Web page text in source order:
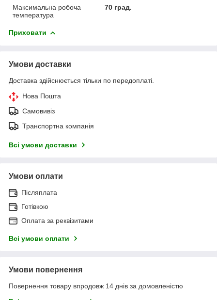
Максимальна робоча
температура
70 град.
Приховати
Умови доставки
Доставка здійснюється тільки по передоплаті.
Нова Пошта
Самовивіз
Транспортна компанія
Всі умови доставки
Умови оплати
Післяплата
Готівкою
Оплата за реквізитами
Всі умови оплати
Умови повернення
Повернення товару впродовж 14 днів за домовленістю